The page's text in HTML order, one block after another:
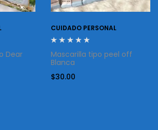
Dear
CUIDADO PERSONAL
Mascarilla tipo peel off
Blanca
$30.00